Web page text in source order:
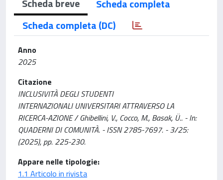
Scheda breve
Scheda completa
Scheda completa (DC)
Anno
2025
Citazione
INCLUSIVITÀ DEGLI STUDENTI
INTERNAZIONALI UNIVERSITARI ATTRAVERSO LA
RICERCA-AZIONE / Ghibellini, V., Cocco, M., Basak, Ü.. - In:
QUADERNI DI COMUNITÀ. - ISSN 2785-7697. - 3/25:
(2025), pp. 225-230.
Appare nelle tipologie:
1.1 Articolo in rivista